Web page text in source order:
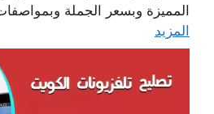
المميزة وبسعر الجملة
المزيد